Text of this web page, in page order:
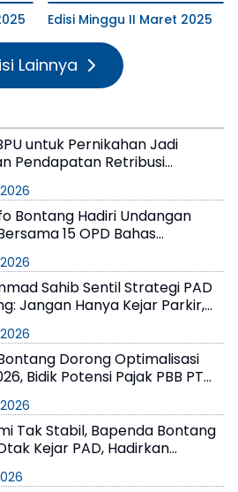
Edisi Minggu II Maret 2025
Lainnya
untuk Pernikahan Jadi
Pendapatan Retribusi
Bontang Hadiri Undangan
15 OPD Bahas
Sahib Sentil Strategi PAD
Jangan Hanya Kejar Parkir,
Dorong Optimalisasi
Bidik Potensi Pajak PBB PT
Tak Stabil, Bapenda Bontang
Kejar PAD, Hadirkan